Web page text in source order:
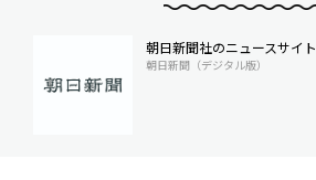
朝日新聞社のニュースサイト
朝日新聞（デジタル版）